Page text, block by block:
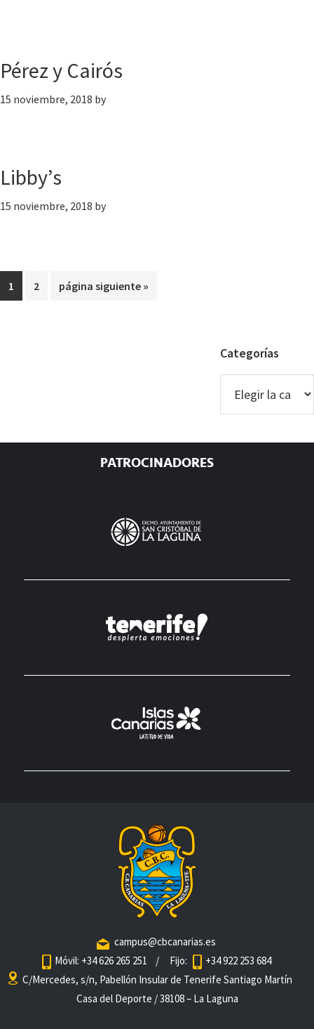
Pérez y Cairós
15 noviembre, 2018 by
Libby’s
15 noviembre, 2018 by
Página
1 Página
2
Ir
página siguiente »
Barra
lateral
principal
Categorías
PATROCINADORES
campus@cbcanarias.es
Móvil: +34 626 265 251
/ Fijo:
+34 922 253 684
C/Mercedes, s/n, Pabellón Insular de Tenerife Santiago Martín
Casa del Deporte / 38108 – La Laguna